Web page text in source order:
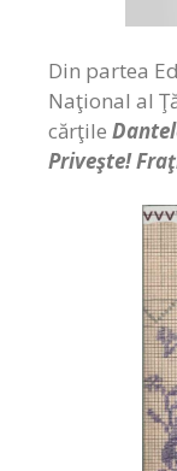
Din partea
Naţional al
cărţile
Priveşte!